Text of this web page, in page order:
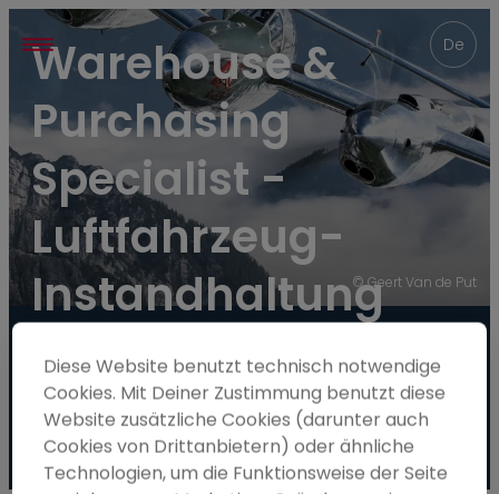
----De
© Geert Van de Put
Warehouse &
Purchasing
Specialist -
Luftfahrzeug-
Instandhaltung
(m/w/d)
Gesucht!
Diese Website benutzt technisch notwendige
Cookies. Mit Deiner Zustimmung benutzt diese
Website zusätzliche Cookies (darunter auch
Cookies von Drittanbietern) oder ähnliche
Technologien, um die Funktionsweise der Seite